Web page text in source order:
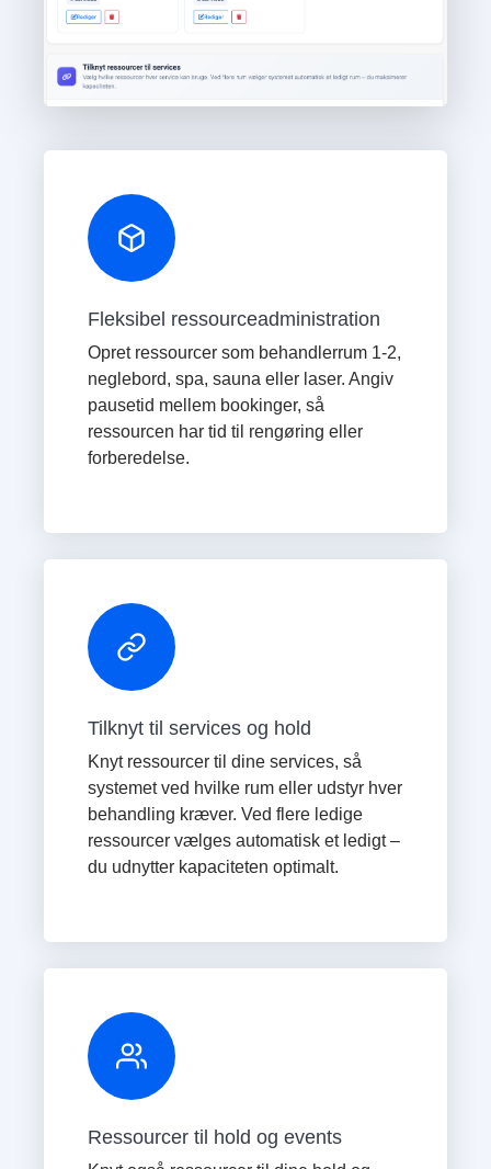
Fleksibel ressourceadministration
Opret ressourcer som behandlerrum 1-2,
neglebord, spa, sauna eller laser. Angiv
pausetid mellem bookinger, så
ressourcen har tid til rengøring eller
forberedelse.
Tilknyt til services og hold
Knyt ressourcer til dine services, så
systemet ved hvilke rum eller udstyr hver
behandling kræver. Ved flere ledige
ressourcer vælges automatisk et ledigt –
du udnytter kapaciteten optimalt.
Ressourcer til hold og events